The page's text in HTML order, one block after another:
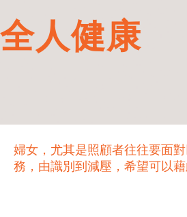
全人健康
婦女，尤其是照顧者往往要面
務，由識別到減壓，希望可以